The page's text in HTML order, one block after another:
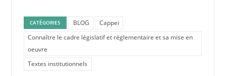
CATÉGORIES BLOG
Cappei
Connaître le cadre législatif et réglementaire et sa mise en
oeuvre
Textes institutionnels